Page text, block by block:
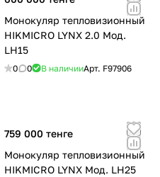
Монокуляр тепловизионный
HIKMICRO LYNX 2.0 Мод.
LH15
0 0 В наличииАрт. F97906
759 000 тенге
Монокуляр тепловизионный
HIKMICRO LYNX Мод. LH25